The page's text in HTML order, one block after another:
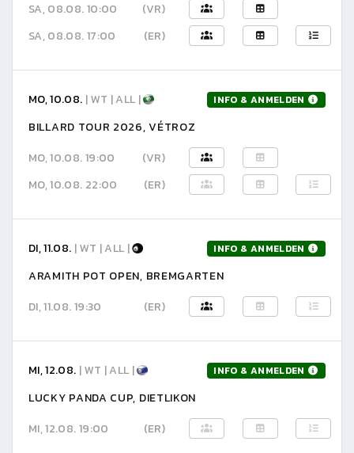
SA, 08.08. 10:00
(VR)
SA, 08.08. 17:00
(ER)
MO, 10.08. | WT | ALL | INFO & ANMELDEN
BILLARD TOUR 2026, VÉTROZ
MO, 10.08. 19:00
(VR)
MO, 10.08. 22:00
(ER)
DI, 11.08. | WT | ALL | INFO & ANMELDEN
ARAMITH POT OPEN, BREMGARTEN
DI, 11.08. 19:30
(ER)
MI, 12.08. | WT | ALL | INFO & ANMELDEN
LUCKY PANDA CUP, DIETLIKON
MI, 12.08. 19:00
(ER)